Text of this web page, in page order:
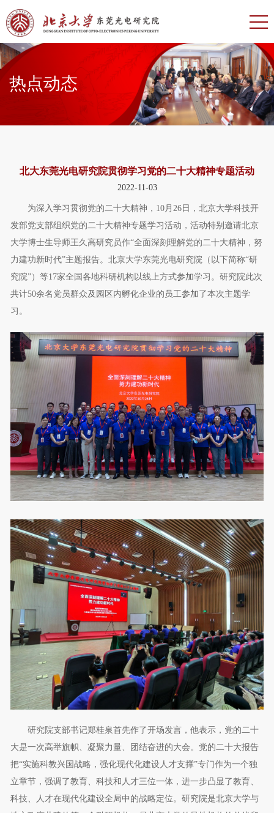
热点动态
北大东莞光电研究院贯彻学习党的二十大精神专题活动
2022-11-03
为深入学习贯彻党的二十大精神，10月26日，北京大学科技开
发部党支部组织党的二十大精神专题学习活动，活动特别邀请北京
大学博士生导师王久高研究员作“全面深刻理解党的二十大精神，努
力建功新时代”主题报告。北京大学东莞光电研究院（以下简称“研
究院”）等17家全国各地科研机构以线上方式参加学习。研究院此次
共计50余名党员群众及园区内孵化企业的员工参加了本次主题学
习。
研究院支部书记郑桂泉首先作了开场发言，他表示，党的二十
大是一次高举旗帜、凝聚力量、团结奋进的大会。党的二十大报告
把“实施科教兴国战略，强化现代化建设人才支撑”专门作为一个独
立章节，强调了教育、科技和人才三位一体，进一步凸显了教育、
科技、人才在现代化建设全局中的战略定位。研究院是北京大学与